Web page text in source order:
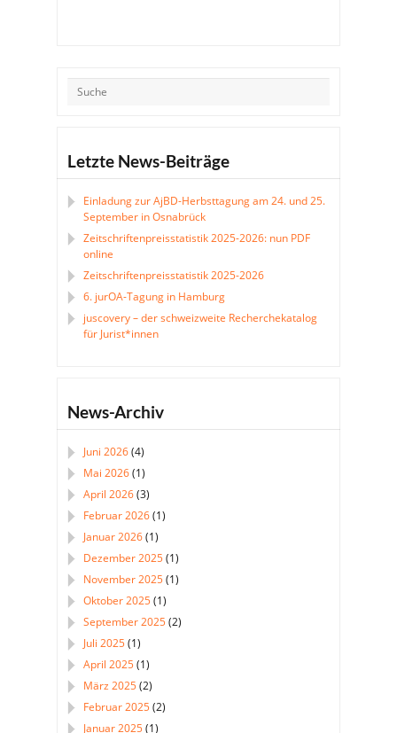
Letzte News-Beiträge
Einladung zur AjBD-Herbsttagung am 24. und 25.
September in Osnabrück
Zeitschriftenpreisstatistik 2025-2026: nun PDF
online
Zeitschriftenpreisstatistik 2025-2026
6. jurOA-Tagung in Hamburg
juscovery – der schweizweite Recherchekatalog
für Jurist*innen
News-Archiv
Juni 2026(4)
Mai 2026(1)
April 2026(3)
Februar 2026(1)
Januar 2026(1)
Dezember 2025(1)
November 2025(1)
Oktober 2025(1)
September 2025(2)
Juli 2025(1)
April 2025(1)
März 2025(2)
Februar 2025(2)
Januar 2025(1)